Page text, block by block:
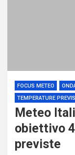
FOCUS METEO
TEMPERATURE
Meteo
obiettivo
previste